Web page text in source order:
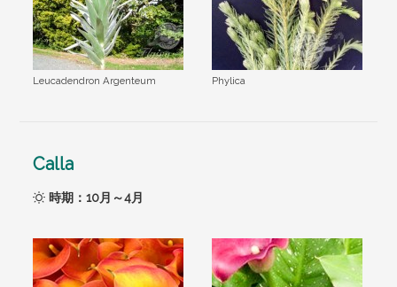
Leucadendron Argenteum Phylica
Calla
時期：10月～4月